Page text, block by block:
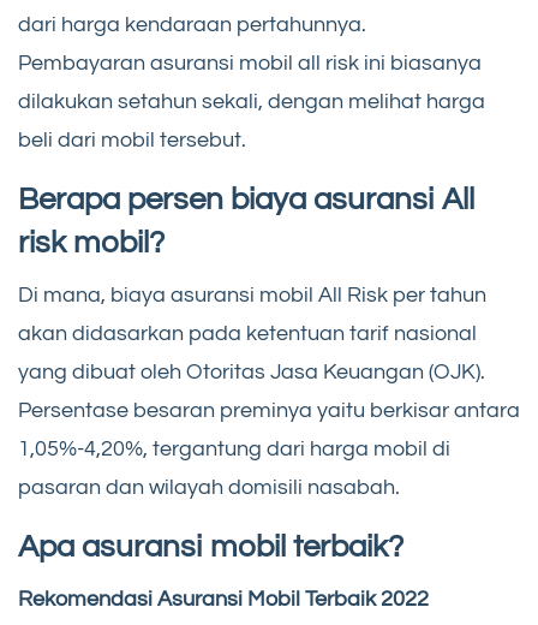
dari harga kendaraan pertahunnya.
Pembayaran asuransi mobil all risk ini biasanya
dilakukan setahun sekali, dengan melihat harga
beli dari mobil tersebut.
Berapa persen biaya asuransi All
risk mobil?
Di mana, biaya asuransi mobil All Risk per tahun
akan didasarkan pada ketentuan tarif nasional
yang dibuat oleh Otoritas Jasa Keuangan (OJK).
Persentase besaran preminya yaitu berkisar antara
1,05%-4,20%, tergantung dari harga mobil di
pasaran dan wilayah domisili nasabah.
Apa asuransi mobil terbaik?
Rekomendasi Asuransi Mobil Terbaik 2022